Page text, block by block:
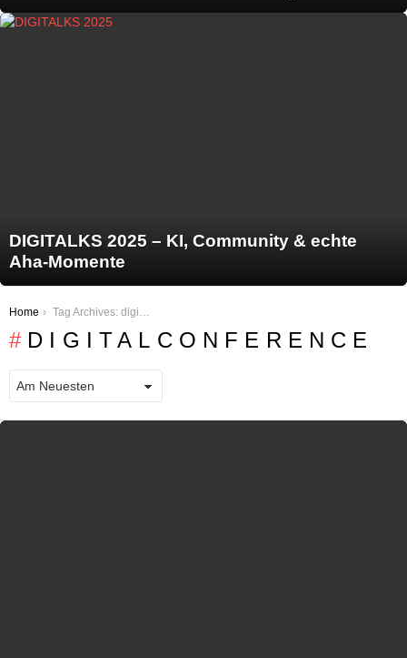
DIGITALKS 2025 – KI, Community & echte
Aha-Momente
You are here:
Home Tag Archives: digitalconference
DIGITALCONFERENCE